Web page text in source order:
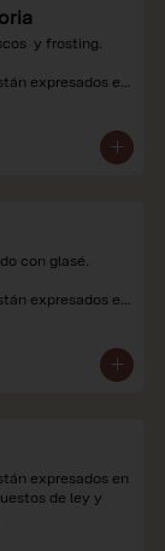
y frosting.
expresados en
con glasé.
expresados en
expresados en
de ley y